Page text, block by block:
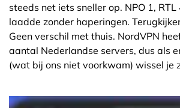
steeds net iets sneller op. NPO 1, RTL
laadde zonder haperingen.
Geen verschil met thuis. NordVPN
aantal Nederlandse servers, dus als
(wat bij ons niet voorkwam) wissel je